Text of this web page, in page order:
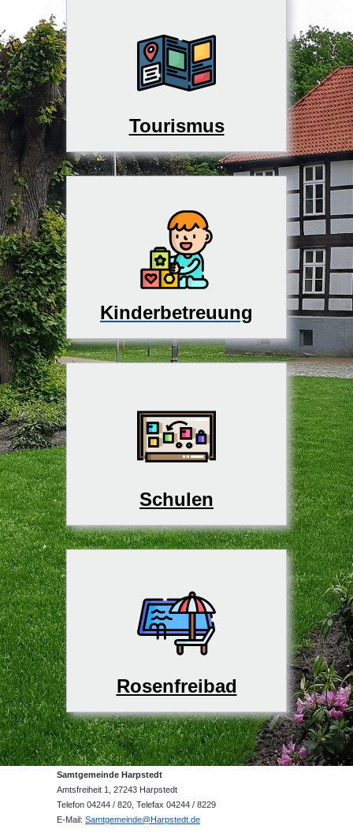
Tourismus
Kinderbetreuung
Schulen
Rosenfreibad
Samtgemeinde Harpstedt
Amtsfreiheit 1, 27243 Harpstedt
Telefon 04244 / 820, Telefax 04244 / 8229
E-Mail: Samtgemeinde@Harpstedt.de